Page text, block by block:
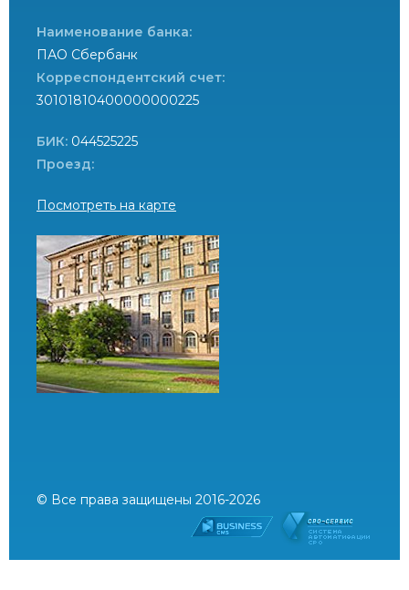
Наименование банка:
ПАО Сбербанк
Корреспондентский счет:
30101810400000000225
БИК: 044525225
Проезд:
Посмотреть на карте
© Все права защищены 2016-2026